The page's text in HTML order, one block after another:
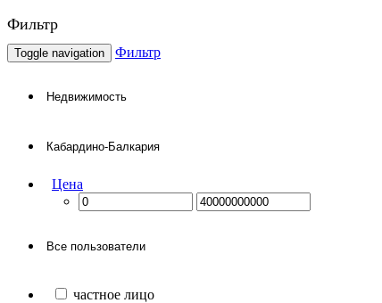
Фильтр
Toggle navigation Фильтр
Цена
частное лицо